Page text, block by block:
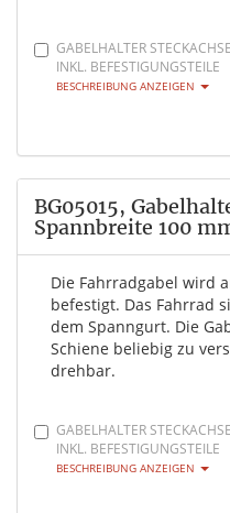
GABELHALTER
INKL. BEFESTIGUNGSTEILE
BESCHREIBUNG ANZEIGEN
BG05015,
Spannbreite 100
Die Fahrradgabel wird
befestigt. Das Fahrrad
dem Spanngurt. Die
Schiene beliebig zu
drehbar.
GABELHALTER
INKL. BEFESTIGUNGSTEILE
BESCHREIBUNG ANZEIGEN